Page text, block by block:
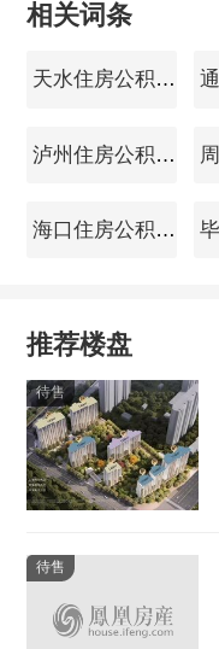
相关词条
天水住房公积金查询
泸州住房公积金查询
海口住房公积金查询
推荐楼盘
待售
待售